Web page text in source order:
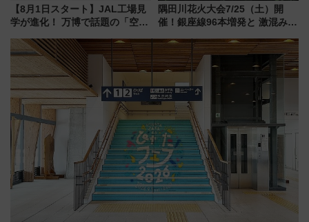
【8月1日スタート】JAL工場見
学が進化！ 万博で話題の「空飛
限定の歴代制服仮想試着体験も
レポート
隅田川花火大会7/25（土）開
催！銀座線96本増発と 激混みの
アクセス攻略法、2万発の花火が
都心の夜に！